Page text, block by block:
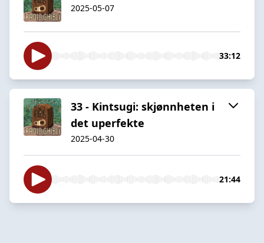
2025-05-07
33:12
33 - Kintsugi: skjønnheten i
det uperfekte
2025-04-30
21:44